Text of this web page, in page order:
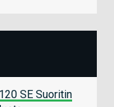
SE Suoritin